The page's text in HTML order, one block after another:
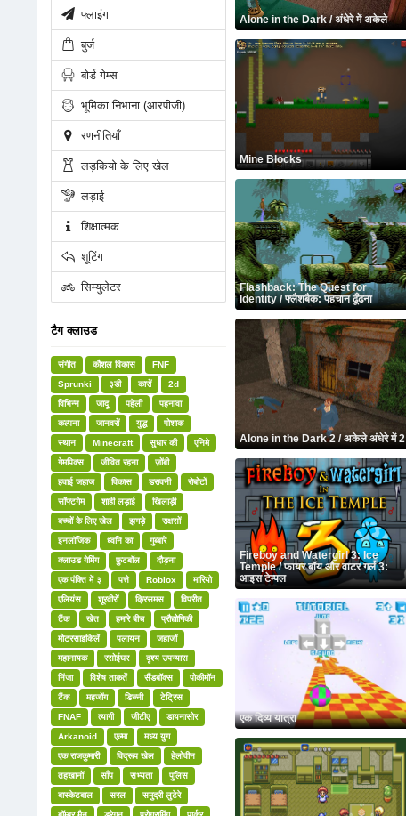
फ्लाइंग
बुर्ज
बोर्ड गेम्स
भूमिका निभाना (आरपीजी)
रणनीतियाँ
लड़कियो के लिए खेल
लड़ाई
शिक्षात्मक
शूटिंग
सिम्युलेटर
टैग क्लाउड
संगीत कौशल विकास
FNF
Sprunki
३डी कारों
2d
विभिन्न
जादू पहेली
पहनावा
कल्पना
जानवरों युद्ध
पोशाक
स्थान
Minecraft सुधार की
एनिमे
गेमपिक्स
जीवित रहना
ज़ोंबी
हवाई जहाज
विकास डरावनी
रोबोटों
सॉफ्टगेम
शाही लड़ाई
खिलाड़ी
बच्चों के लिए खेल
झगड़े
राक्षसों
इनलॉजिक
ध्वनि का
गुब्बारे
क्लाउड गेमिंग
फ़ुटबॉल
दौड़ना
एक पंक्ति में ३
पत्ते Roblox
मारियो
एलियंस
शूरवीरों क्रिसमस
विपरीत
टैंक
खेत हमारे बीच
प्रौद्योगिकी
मोटरसाइकिलें
पलायन
जहाजों
महानायक
रसोईघर
दृश्य उपन्यास
निंजा
विशेष ताकतें सैंडबॉक्स
पोकीमॉन
टैंक
महजोंग डिज्नी
टेट्रिस
FNAF
त्यागी जीटीए
डायनासोर
Arkanoid
एल्मा
मध्य युग
एक राजकुमारी
विद्रूप खेल
हेलोवीन
तहखानों
साँप सभ्यता
पुलिस
बास्केटबाल
सरल
समुद्री लुटेरे
Alone in the Dark / अंधेरे में अकेले
Mine Blocks
Flashback: The Quest for
Identity / फ्लैशबैक: पहचान ढूँढना
Alone in the Dark 2 / अकेले अंधेरे में 2
Fireboy and Watergirl 3: Ice
Temple / फायर बॉय और वाटर गर्ल 3:
आइस टेम्पल
एक दिव्य यात्रा